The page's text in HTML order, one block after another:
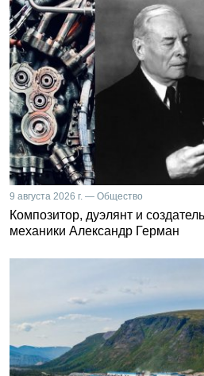
9 августа 2026 г. — Общество
Композитор, дуэлянт и
механики Александр Герман